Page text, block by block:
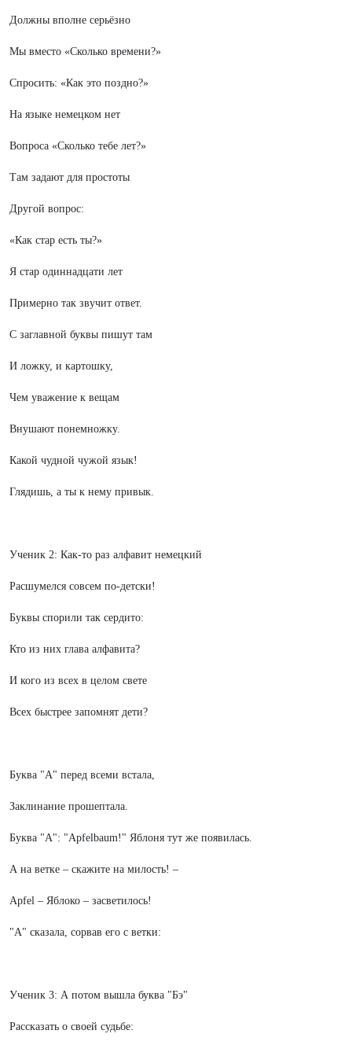
Должны вполне серьёзно
Мы вместо «Сколько времени?»
Спросить: «Как это поздно?»
На языке немецком нет
Вопроса «Сколько тебе лет?»
Там задают для простоты
Другой вопрос:
«Как стар есть ты?»
Я стар одиннадцати лет
Примерно так звучит ответ.
С заглавной буквы пишут там
И ложку, и картошку,
Чем уважение к вещам
Внушают понемножку.
Какой чудной чужой язык!
Глядишь, а ты к нему привык.
Ученик 2: Как-то раз алфавит немецкий
Расшумелся совсем по-детски!
Буквы спорили так сердито:
Кто из них глава алфавита?
И кого из всех в целом свете
Всех быстрее запомнят дети?
Буква "А" перед всеми встала,
Заклинание прошептала.
Буква "А": "Apfelbaum!" Яблоня тут же появилась.
А на ветке – скажите на милость! –
Apfel – Яблоко – засветилось!
"А" сказала, сорвав его с ветки:
Ученик 3: А потом вышла буква "Бэ"
Рассказать о своей судьбе: